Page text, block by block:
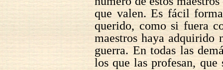
que valen. Es fácil
querido, como si fuera
maestros haya adquirido
guerra. En todas las
los que las profesan, que